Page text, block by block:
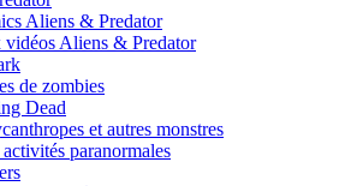
Aliens & Predator
vidéos Aliens & Predator
de zombies
Dead
et autres monstres
paranormales